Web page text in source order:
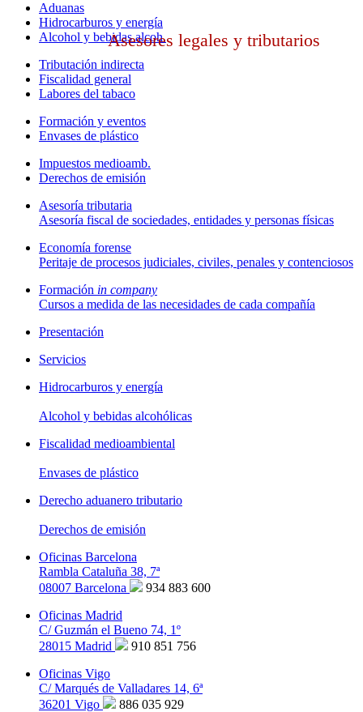
Asesores legales y tributarios
Aduanas
Hidrocarburos y energía
Alcohol y bebidas alcoh.
Tributación indirecta
Fiscalidad general
Labores del tabaco
Formación y eventos
Envases de plástico
Impuestos medioamb.
Derechos de emisión
Asesoría tributaria
Asesoría fiscal de sociedades, entidades y personas físicas
Economía forense
Peritaje de procesos judiciales, civiles, penales y contenciosos
Formación in company
Cursos a medida de las necesidades de cada compañía
Presentación
Servicios
Hidrocarburos y energía
Alcohol y bebidas alcohólicas
Fiscalidad medioambiental
Envases de plástico
Derecho aduanero tributario
Derechos de emisión
Oficinas Barcelona
Rambla Cataluña 38, 7ª
08007 Barcelona
934 883 600
Oficinas Madrid
C/ Guzmán el Bueno 74, 1º
28015 Madrid
910 851 756
Oficinas Vigo
C/ Marqués de Valladares 14, 6ª
36201 Vigo
886 035 929